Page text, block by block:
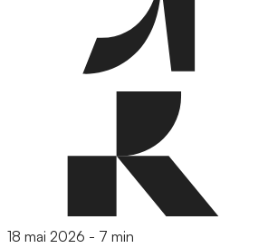
18 mai 2026 - 7 min